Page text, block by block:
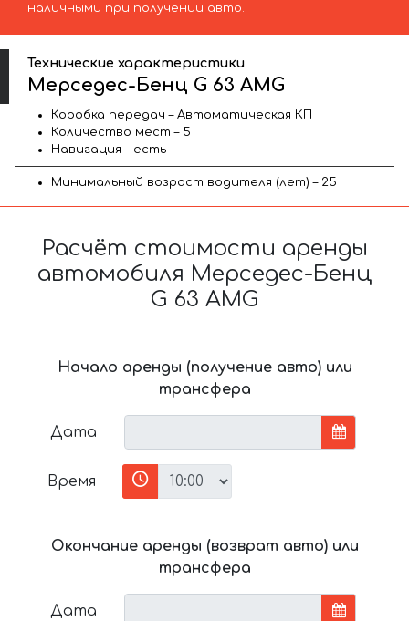
наличными при получении авто.
Технические характеристики
Мерседес-Бенц G 63 AMG
Коробка передач – Автоматическая КП
Количество мест – 5
Навигация – есть
Минимальный возраст водителя (лет) – 25
Расчёт стоимости аренды
автомобиля Мерседес-Бенц
G 63 AMG
Начало аренды (получение авто) или
трансфера
Дата
Время
Окончание аренды (возврат авто) или
трансфера
Дата